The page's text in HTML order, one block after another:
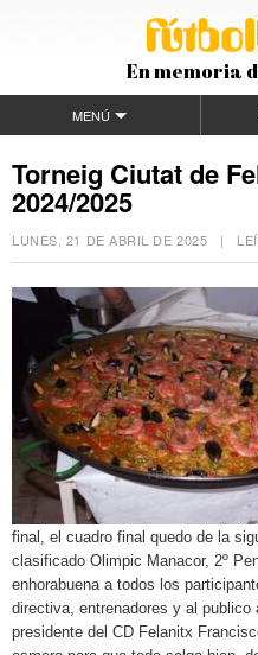
En memoria
MENÚ
Torneig Ciutat de
2024/2025
LUNES, 21 DE ABRIL DE 2025 |
final, el cuadro final quedo de la
clasificado Olimpic Manacor, 2º
enhorabuena a todos los
directiva, entrenadores y al
presidente del CD Felanitx